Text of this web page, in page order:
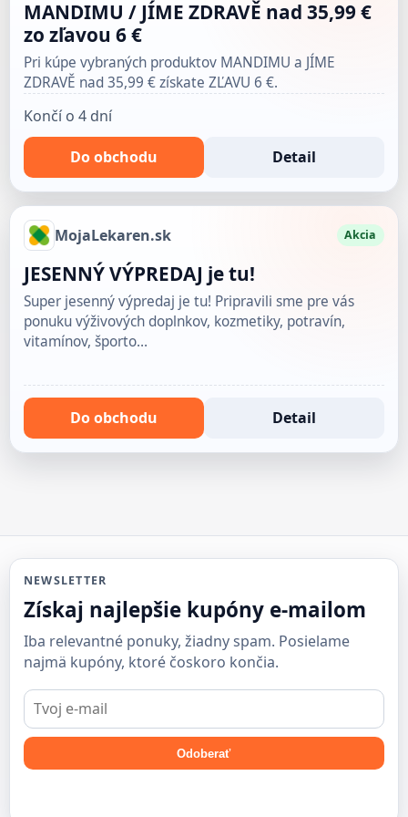
MANDIMU / JÍME ZDRAVĚ nad 35,99 €
zo zľavou 6 €
Pri kúpe vybraných produktov MANDIMU a JÍME
ZDRAVĚ nad 35,99 € získate ZĽAVU 6 €.
Končí o 4 dní
Do obchodu Detail
MojaLekaren.sk Akcia
JESENNÝ VÝPREDAJ je tu!
Super jesenný výpredaj je tu! Pripravili sme pre vás
ponuku výživových doplnkov, kozmetiky, potravín,
vitamínov, športo…
Do obchodu Detail
NEWSLETTER
Získaj najlepšie kupóny e-mailom
Iba relevantné ponuky, žiadny spam. Posielame
najmä kupóny, ktoré čoskoro končia.
E-
mail
Odoberať